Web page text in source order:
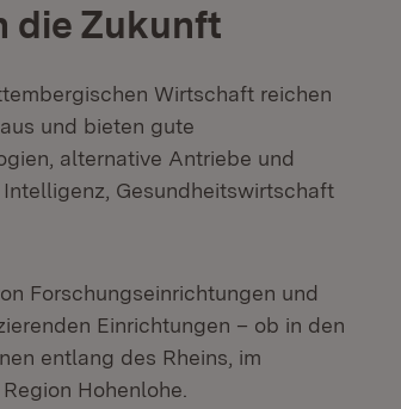
die Zukunft
Wirtschaft reichen
und bieten gute
alternative Antriebe und
Gesundheitswirtschaft
Forschungseinrichtungen und
Einrichtungen – ob in den
entlang des Rheins, im
Hohenlohe.